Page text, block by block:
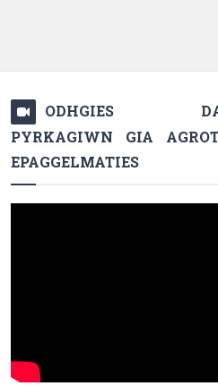
ODHGIES
PYRKAGIWN GIA
EPAGGELMATIES